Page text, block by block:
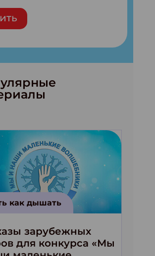
как дышать
зарубежных
для конкурса «Мы